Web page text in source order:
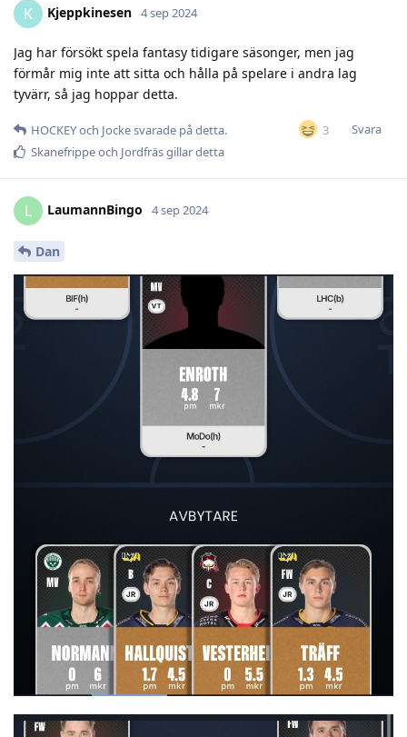
K Kjeppkinesen 4 sep 2024
Jag har försökt spela fantasy tidigare säsonger, men jag
förmår mig inte att sitta och hålla på spelare i andra lag
tyvärr, så jag hoppar detta.
3 Svara
HOCKEYoch Jockesvarade på detta.
Skanefrippeoch Jordfräsgillar detta
L LaumannBingo 4 sep 2024
Dan